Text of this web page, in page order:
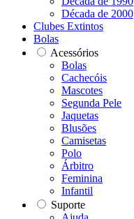
Década de 2000
Clubes Extintos
Bolas
Acessórios
Bolas
Cachecóis
Mascotes
Segunda Pele
Jaquetas
Blusões
Camisetas
Polo
Árbitro
Feminina
Infantil
Suporte